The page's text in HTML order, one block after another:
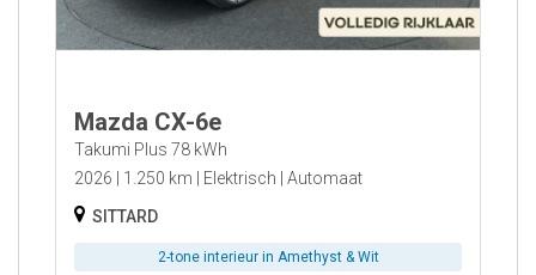
Mazda CX-6e
Takumi Plus 78 kWh
2026
1.250 km Elektrisch
Automaat
SITTARD
2-tone interieur in Amethyst & Wit